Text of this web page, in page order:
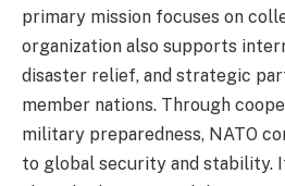
primary mission focuses on
organization also supports
disaster relief, and strategic
member nations. Through
military preparedness, NATO
to global security and stability.